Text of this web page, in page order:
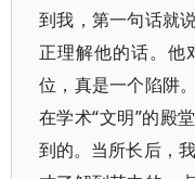
到我，第一句话就
正理解他的话。他
位，真是一个陷阱
在学术“文明”的殿
到的。当所长后，